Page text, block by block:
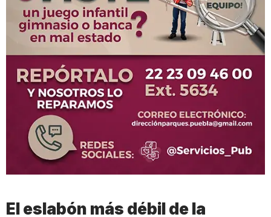
El eslabón más débil de la